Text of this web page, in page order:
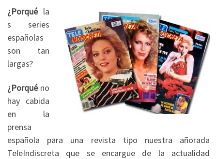
¿Porquéla
s series
españolas
son tan
largas?
¿Porqué no
hay cabida
en la
prensa
española para una revista tipo nuestra añorada
TeleIndiscreta que se encargue de la actualidad